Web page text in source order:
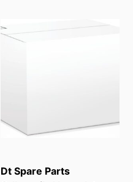
Dt Spare Parts